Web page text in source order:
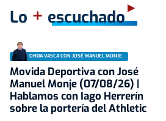
Lo + escuchado
ONDA VASCA CON JOSÉ MANUEL MONJE
Movida Deportiva con José
Manuel Monje (07/08/26) |
Hablamos con Iago Herrerín
sobre la portería del Athletic